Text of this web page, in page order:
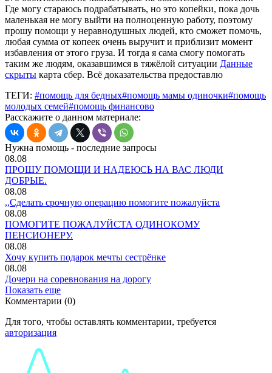
Где могу стараюсь подрабатывать, но это копейки, пока дочь
маленькая не могу выйти на полноценную работу, поэтому
прошу помощи у неравнодушных людей, кто сможет помочь,
любая сумма от копеек очень выручит и приблизит момент
избавления от этого груза. И тогда я сама смогу помогать
таким же людям, оказавшимся в тяжёлой ситуации Данные
скрыты карта сбер. Всё доказательства предоставлю
ТЕГИ: #помощь для бедных#помощь мамы одиночки#помощь
молодых семей#помощь финансово
Расскажите о данном материале:
Нужна помощь - последние запросы
08.08
ПРОШУ ПОМОЩИ И НАДЕЮСЬ НА ВАС ЛЮДИ
ДОБРЫЕ.
08.08
,,Сделать срочную операцию помогите пожалуйста
08.08
ПОМОГИТЕ ПОЖАЛУЙСТА ОДИНОКОМУ
ПЕНСИОНЕРУ.
08.08
Хочу купить подарок мечты сестрёнке
08.08
Дочери на соревнования на дорогу
Показать еще
Комментарии (0)
Для того, чтобы оставлять комментарии, требуется
авторизация